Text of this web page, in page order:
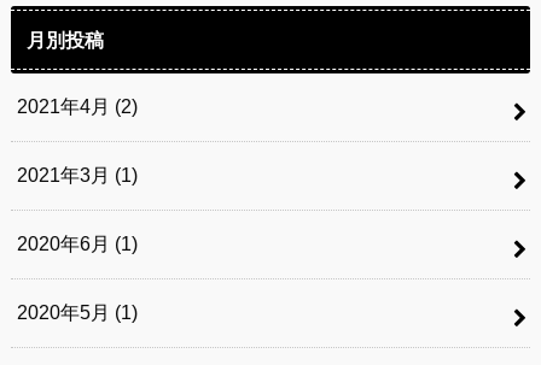
月別投稿
2021年4月 (2)
2021年3月 (1)
2020年6月 (1)
2020年5月 (1)